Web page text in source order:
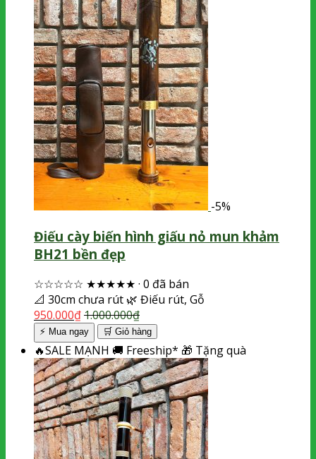
-5%
Điếu cày biến hình giấu nỏ mun khảm
BH21 bền đẹp
☆☆☆☆☆ ★★★★★ · 0 đã bán
📐 30cm chưa rút 🌿 Điếu rút, Gỗ
950.000₫1.000.000₫
⚡ Mua ngay 🛒 Giỏ hàng
🔥SALE MẠNH 🚚 Freeship* 🎁 Tặng quà